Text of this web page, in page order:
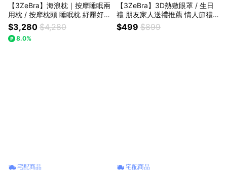
【3ZeBra】海浪枕｜按摩睡眠兩
用枕 / 按摩枕頭 睡眠枕 紓壓好
眠 生日禮物 送禮推薦 情人節禮
物 母親節禮物 父親節禮物 喬遷
禮物
$3,280 $4,280
8.0%
【3ZeBra】3D熱敷眼罩 / 生日
禮 朋友家人送禮推薦 情人節禮
物 閨密禮 交換禮物
$499 $899
宅配商品 宅配商品